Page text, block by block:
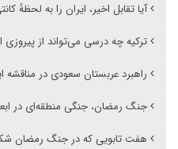
آیا تقابل اخیر، ایران را به
ترکیه چه درسی می‌تواند از پیروزی
راهبرد عربستان سعودی در مناقشه
جنگ رمضان، جنگی منطقه‌ای در
هفت تابویی که در جنگ رمضان